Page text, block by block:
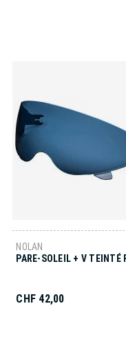
NOLAN
PARE-SOLEIL + V TEINTÉ
CHF 42,00